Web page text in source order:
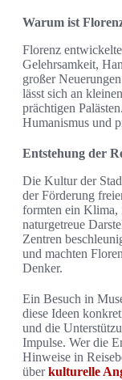
Warum ist
Florenz
Gelehrsamkeit,
großer
lässt sich an
prächtigen
Humanismus und
Entstehung der
Die Kultur der
der Förderung
formten ein Klima,
naturgetreue
Zentren
und machten
Denker.
Ein Besuch in
diese Ideen
und die
Impulse. Wer die
Hinweise in
überkulturelle